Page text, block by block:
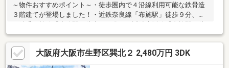
～物件おすすめポイント～・徒歩圏内で４沿線利用可能な鉄骨造
３階建てが登場しました！・近鉄奈良線「布施駅」徒歩９分、地
下鉄千日前線「小路駅」徒歩１１分、 近鉄大阪線「布施駅」徒
歩９分、おおさか東線「ＪＲ俊徳道駅」徒歩１５分の立地で 通
勤で電車を使われる方に特におすすめです。・間取りは５ＬＤＫ
と、ご家族様が多い方、お荷物の多い方必見です！・駐車場はシ
ャッター付きで車を雨風から守れて大切に保管できます。・徒歩
大阪府大阪市生野区巽北２ 2,480万円 3DK